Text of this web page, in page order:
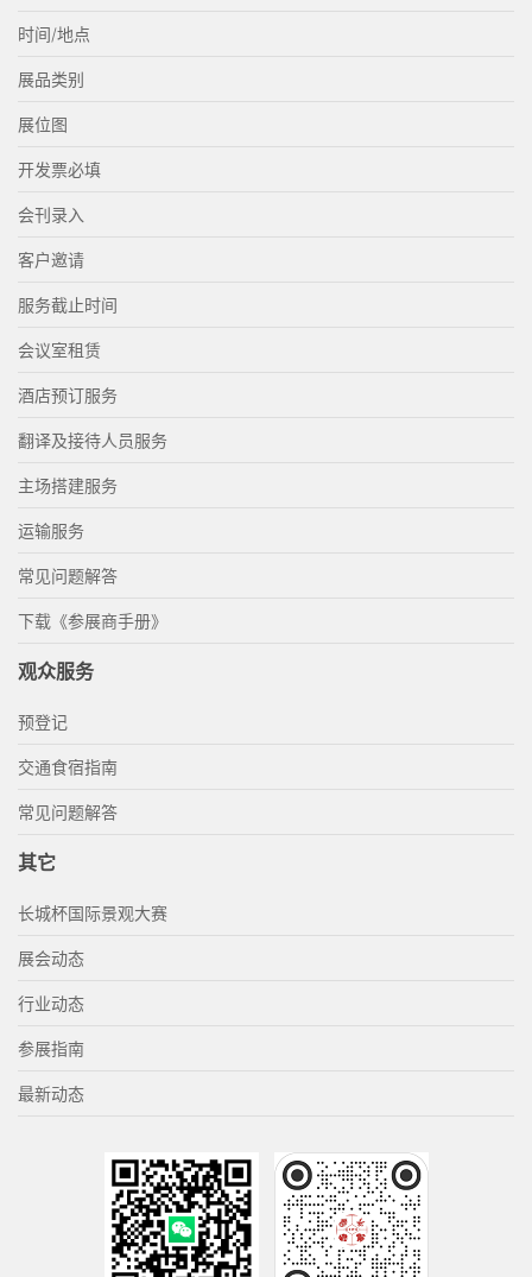
时间/地点
展品类别
展位图
开发票必填
会刊录入
客户邀请
服务截止时间
会议室租赁
酒店预订服务
翻译及接待人员服务
主场搭建服务
运输服务
常见问题解答
下载《参展商手册》
观众服务
预登记
交通食宿指南
常见问题解答
其它
长城杯国际景观大赛
展会动态
行业动态
参展指南
最新动态